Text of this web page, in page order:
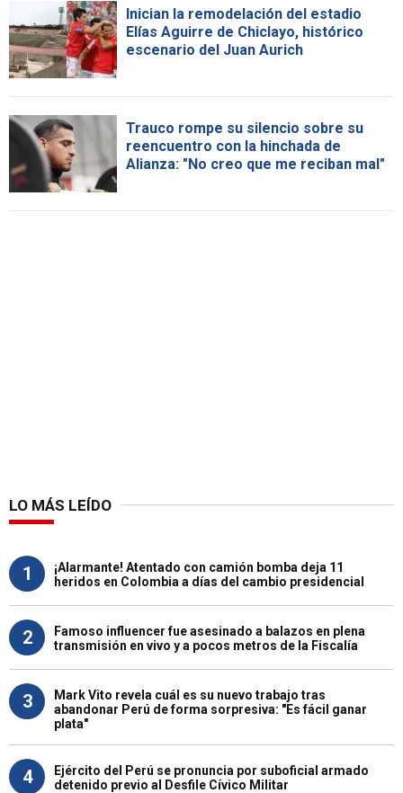
Inician la remodelación del estadio
Elías Aguirre de Chiclayo, histórico
escenario del Juan Aurich
Trauco rompe su silencio sobre su
reencuentro con la hinchada de
Alianza: "No creo que me reciban mal"
LO MÁS LEÍDO
1
¡Alarmante! Atentado con camión bomba deja 11
heridos en Colombia a días del cambio presidencial
2
Famoso influencer fue asesinado a balazos en plena
transmisión en vivo y a pocos metros de la Fiscalía
3
Mark Vito revela cuál es su nuevo trabajo tras
abandonar Perú de forma sorpresiva: "Es fácil ganar
plata"
4
Ejército del Perú se pronuncia por suboficial armado
detenido previo al Desfile Cívico Militar